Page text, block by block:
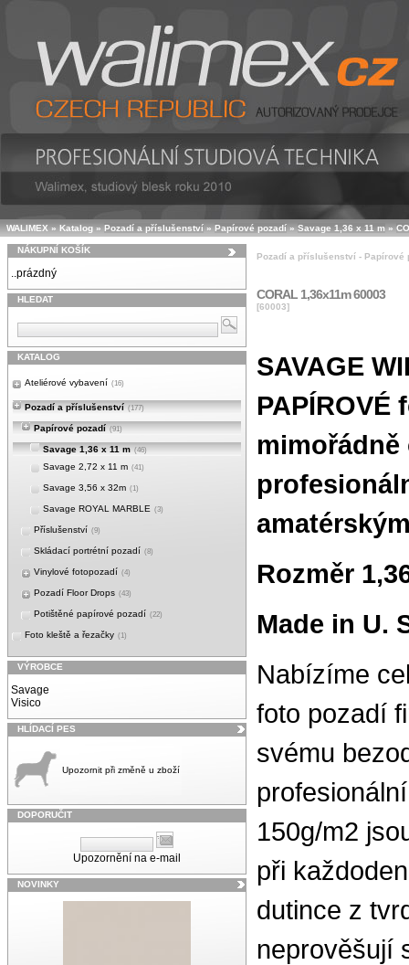
WALIMEX » Katalog » Pozadí a příslušenství » Papírové pozadí » Savage 1,36 x 11 m »
NÁKUPNÍ KOŠÍK
..prázdný
HLEDAT
KATALOG
Ateliérové vybavení (16)
Pozadí a příslušenství (177)
Papírové pozadí (91)
Savage 1,36 x 11 m (46)
Savage 2,72 x 11 m (41)
Savage 3,56 x 32m (1)
Savage ROYAL MARBLE (3)
Příslušenství (9)
Skládací portrétní pozadí (8)
Vinylové fotopozadí (4)
Pozadí Floor Drops (43)
Potištěné papírové pozadí (22)
Foto kleště a řezačky (1)
VÝROBCE
Savage
Visico
HLÍDACÍ PES
Upozornit při změně u zboží
DOPORUČIT
Upozornění na e-mail
NOVINKY
Pozadí a příslušenství - Papírové
CORAL 1,36x11m 60003
[60003]
SAVAGE
mimořádně
Rozměr
Made in U.
Nabízíme
foto pozadí
svému
150g/m2
při
dutince z
neprověšují